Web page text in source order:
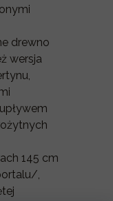
drewno
wersja
145 cm
,